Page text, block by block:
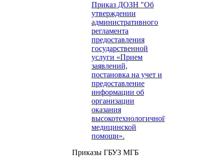
Приказ ДОЗН "Об
утверждении
административного
регламента
предоставления
государственной
услуги «Прием
заявлений,
постановка на учет и
предоставление
информации об
организации
оказания
высокотехнологичной
медицинской
помощи».
Приказы ГБУЗ МГБ